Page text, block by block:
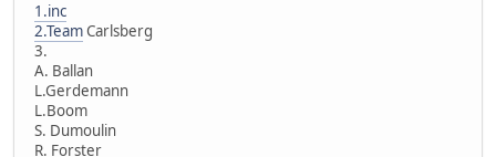
1.inc
2.TeamCarlsberg
3.
A. Ballan
L.Gerdemann
L.Boom
S. Dumoulin
R. Forster